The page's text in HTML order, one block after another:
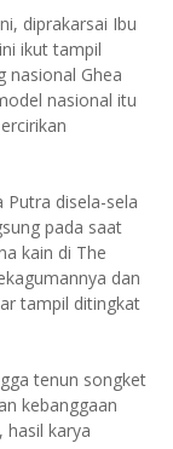
diprakarsai Ibu
ikut tampil
nasional Ghea
nasional itu
Putra disela-sela
pada saat
kain di The
dan
tampil ditingkat
tenun songket
kebanggaan
hasil karya